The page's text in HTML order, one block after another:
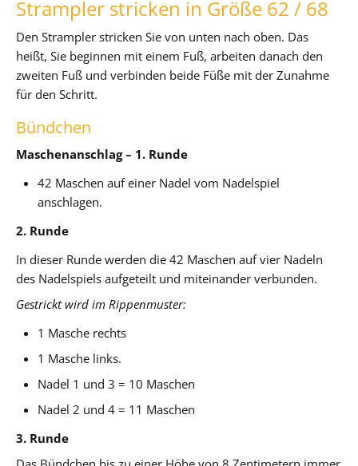
Strampler stricken in Größe 62 / 68
Den Strampler stricken Sie von unten nach oben. Das
heißt, Sie beginnen mit einem Fuß, arbeiten danach den
zweiten Fuß und verbinden beide Füße mit der Zunahme
für den Schritt.
Bündchen
Maschenanschlag – 1. Runde
42 Maschen auf einer Nadel vom Nadelspiel
anschlagen.
2. Runde
In dieser Runde werden die 42 Maschen auf vier Nadeln
des Nadelspiels aufgeteilt und miteinander verbunden.
Gestrickt wird im Rippenmuster:
1 Masche rechts
1 Masche links.
Nadel 1 und 3 = 10 Maschen
Nadel 2 und 4 = 11 Maschen
3. Runde